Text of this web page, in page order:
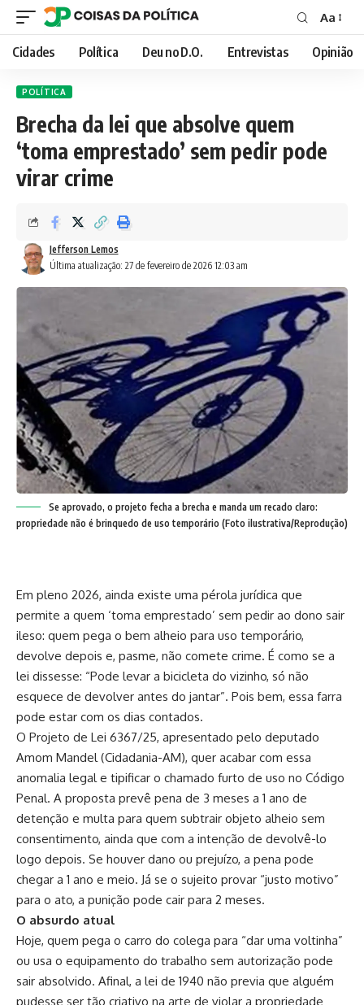
Font
Resizer
Aa
Cidades Política Deu no D.O. Entrevistas Opinião
POLÍTICA
Brecha da lei que absolve quem
‘toma emprestado’ sem pedir pode
virar crime
Última atualização: 27 de fevereiro de 2026 12:03 am
Jefferson Lemos
Se aprovado, o projeto fecha a brecha e manda um recado claro:
propriedade não é brinquedo de uso temporário (Foto ilustrativa/Reprodução)
Em pleno 2026, ainda existe uma pérola jurídica que
permite a quem ‘toma emprestado’ sem pedir ao dono sair
ileso: quem pega o bem alheio para uso temporário,
devolve depois e, pasme, não comete crime. É como se a
lei dissesse: “Pode levar a bicicleta do vizinho, só não
esquece de devolver antes do jantar”. Pois bem, essa farra
pode estar com os dias contados.
O Projeto de Lei 6367/25, apresentado pelo deputado
Amom Mandel (Cidadania-AM), quer acabar com essa
anomalia legal e tipificar o chamado furto de uso no Código
Penal. A proposta prevê pena de 3 meses a 1 ano de
detenção e multa para quem subtrair objeto alheio sem
consentimento, ainda que com a intenção de devolvê-lo
logo depois. Se houver dano ou prejuízo, a pena pode
chegar a 1 ano e meio. Já se o sujeito provar “justo motivo”
para o ato, a punição pode cair para 2 meses.
O absurdo atual
Hoje, quem pega o carro do colega para “dar uma voltinha”
ou usa o equipamento do trabalho sem autorização pode
sair absolvido. Afinal, a lei de 1940 não previa que alguém
pudesse ser tão criativo na arte de violar a propriedade